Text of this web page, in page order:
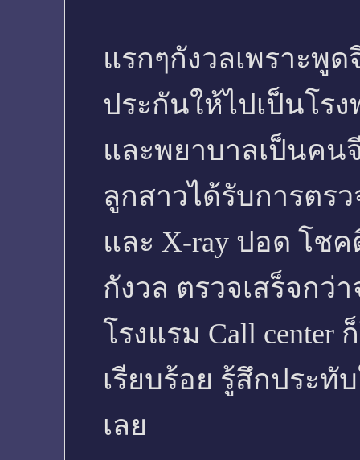
แรกๆกังวลเพราะพู
ประกันให้ไปเป็นโร
และพยาบาลเป็นค
ลูกสาวได้รับการตรว
และ X-ray ปอด โช
กังวล ตรวจเสร็จกว่
โรงแรม Call
เรียบร้อย รู้สึกประ
เลย